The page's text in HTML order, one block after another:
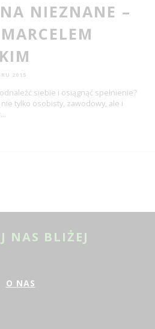
NIEZNANE –
2015
siebie i osiągnąć spełnienie?
tylko osobisty, zawodowy, ale i
...
NAS BLIŻEJ
O NAS